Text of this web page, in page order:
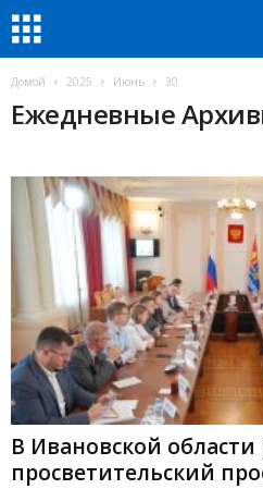
Домой 2025 Июнь 30
Ежедневные
В Ивановской
просветительский